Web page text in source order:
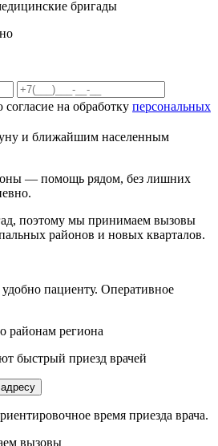
бригады
на обработку персональных
и ближайшим населенным
— помощь рядом, без лишних
поэтому мы принимаем вызовы
районов и новых кварталов.
пациенту. Оперативное
районам региона
быстрый приезд врачей
время приезда врача.
вызовы